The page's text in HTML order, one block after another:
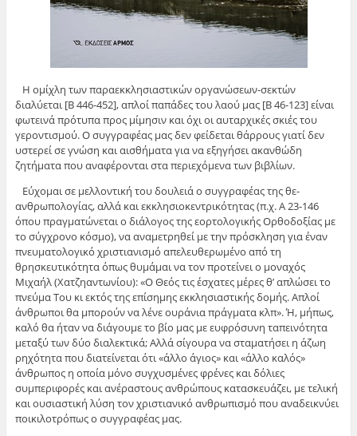
Η ομίχλη των παραεκκλησιαστικών οργανώσεων-σεκτών
διαλύεται [Β 446-452], απλοί παπάδες του λαού μας [Β 46-123] είναι
φωτεινά πρότυπα προς μίμησιν και όχι οι αυταρχικές σκιές του
γεροντισμού. Ο συγγραφέας μας δεν φείδεται θάρρους γιατί δεν
υστερεί σε γνώση και αισθήματα για να εξηγήσει ακανθώδη
ζητήματα που αναφέρονται στα περιεχόμενα των βιβλίων.
Εύχομαι σε μελλοντική του δουλειά ο συγγραφέας της θε-
ανθρωπολογίας, αλλά και εκκλησιοκεντρικότητας (π.χ. Α 23-146
όπου πραγματώνεται ο διάλογος της εορτολογικής Ορθοδοξίας με
το σύγχρονο κόσμο), να αναμετρηθεί με την πρόσκληση για έναν
πνευματολογικό χριστιανισμό απελευθερωμένο από τη
θρησκευτικότητα όπως θυμάμαι να τον προτείνει ο μοναχός
Μιχαήλ (Χατζηαντωνίου): «Ο Θεός τις έσχατες μέρες θ’ απλώσει το
πνεύμα Του κι εκτός της επίσημης εκκλησιαστικής δομής. Απλοί
άνθρωποι θα μπορούν να λένε ουράνια πράγματα κλπ». Ή, μήπως,
καλό θα ήταν να διάγουμε το βίο μας με ευφρόσυνη ταπεινότητα
μεταξύ των δύο διαλεκτικά; Αλλά σίγουρα να σταματήσει η άζωη
ρηχότητα που διατείνεται ότι «άλλο άγιος» και «άλλο καλός»
άνθρωπος η οποία μόνο συγχυσμένες φρένες και δόλιες
συμπεριφορές και ανέραστους ανθρώπους κατασκευάζει, με τελική
και ουσιαστική λύση τον χριστιανικό ανθρωπισμό που αναδεικνύει
ποικιλοτρόπως ο συγγραφέας μας.